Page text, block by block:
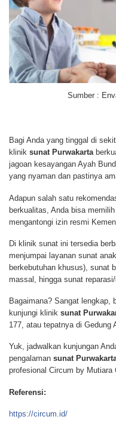
Sumber :
Bagi Anda yang tinggal di
klinik sunat Purwakarta
jagoan kesayangan Ayah
yang nyaman dan pastinya
Adapun salah satu
berkualitas, Anda bisa
mengantongi izin resmi
Di klinik sunat ini tersedia
menjumpai layanan sunat
berkebutuhan khusus), sunat
massal, hingga sunat reparasi/
Bagaimana? Sangat lengkap,
kunjungi klinik sunat
177, atau tepatnya di Gedung
Yuk, jadwalkan kunjungan
pengalaman sunat
profesional Circum by Mutiara
Referensi:
https://circum.id/